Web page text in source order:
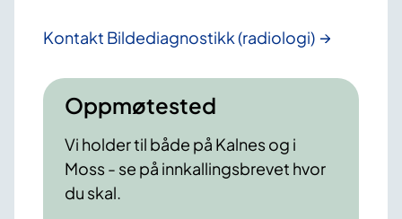
Kontakt Bildediagnostikk (radiologi)
Oppmøtested
Vi holder til både på Kalnes og i
Moss - se på innkallingsbrevet hvor
du skal.